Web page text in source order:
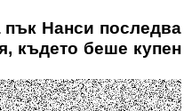
Нанси последва
където беше купен